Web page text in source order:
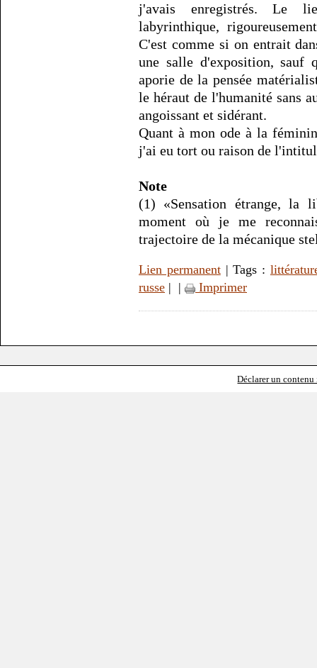
j'avais enregistrés. Le
labyrinthique,
C'est comme si on entrait
une salle d'exposition, sauf
aporie de la pensée
le héraut de l'humanité sans
angoissant et sidérant.
Quant à mon ode à la
j'ai eu tort ou raison de
Note
(1) «Sensation étrange, la
moment où je me
trajectoire de la mécanique
Lien permanent| Tags :
russe | | Imprimer
Déclarer un